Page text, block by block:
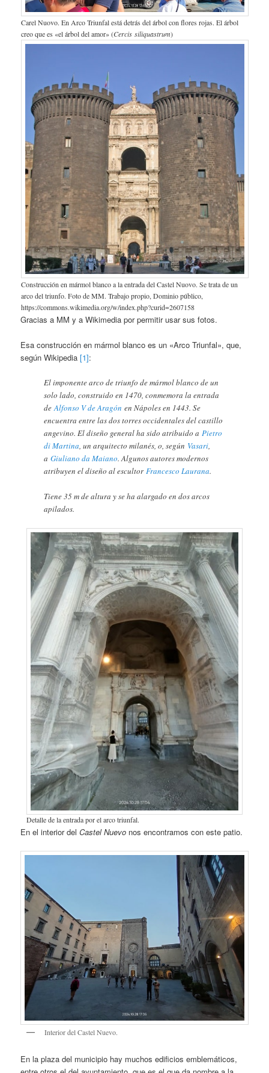
Carel Nuovo. En Arco Triunfal está detrás del árbol con flores rojas. El árbol
creo que es «el árbol del amor» (Cercis siliquastrum)
Construcción en mármol blanco a la entrada del Castel Nuovo. Se trata de un
arco del triunfo. Foto de MM. Trabajo propio, Dominio público,
https://commons.wikimedia.org/w/index.php?curid=2607158
Gracias a MM y a Wikimedia por permitir usar sus fotos.
Esa construcción en mármol blanco es un «Arco Triunfal», que,
según Wikipedia[1]:
El imponente arco de triunfo de mármol blanco de un
solo lado, construido en 1470, conmemora la entrada
deAlfonso V de Aragón en Nápoles en 1443. Se
encuentra entre las dos torres occidentales del castillo
angevino. El diseño general ha sido atribuido aPietro
di Martina, un arquitecto milanés, o, según Vasari,
aGiuliano da Maiano. Algunos autores modernos
atribuyen el diseño al escultorFrancesco Laurana.
Tiene 35 m de altura y se ha alargado en dos arcos
apilados.
Detalle de la entrada por el arco triunfal.
En el interior del Castel Nuevo nos encontramos con este patio.
Interior del Castel Nuevo.
En la plaza del municipio hay muchos edificios emblemáticos,